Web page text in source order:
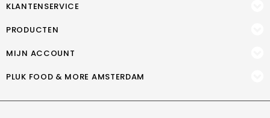
KLANTENSERVICE
PRODUCTEN
MIJN ACCOUNT
PLUK FOOD & MORE AMSTERDAM